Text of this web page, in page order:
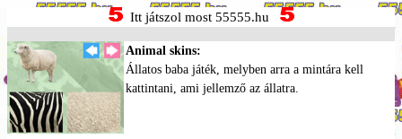
Itt játszol most 55555.hu
Animal skins:
Állatos baba játék, melyben arra a mintára kell
kattintani, ami jellemző az állatra.